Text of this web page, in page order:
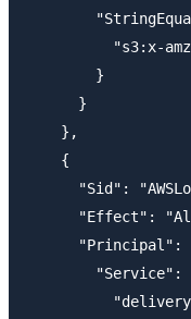
"s3:x-
        }
      }
    },
    {
"Sid":
"Effect":
"Principal":
"Service":